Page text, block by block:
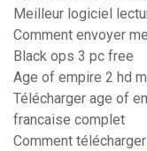
Meilleur logiciel
Comment envoyer
Black ops 3 pc free
Age of empire 2 hd
Télécharger age of
francaise complet
Comment